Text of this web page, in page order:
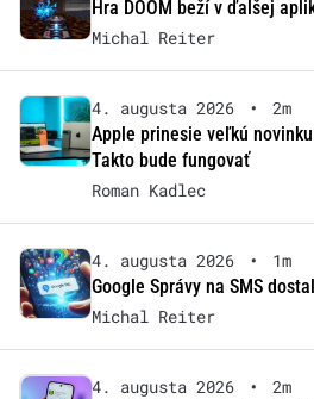
Hra DOOM beží v ďalšej
Michal Reiter
4. augusta 2026 •
2m
Apple prinesie veľkú
Takto bude fungovať
Roman Kadlec
4. augusta 2026 •
1m
Google Správy na SMS
Michal Reiter
4. augusta 2026 •
2m